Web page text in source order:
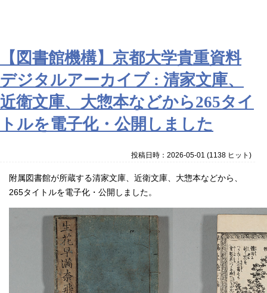
【図書館機構】京都大学貴重資料
デジタルアーカイブ : 清家文庫、
近衛文庫、大惣本などから265タイ
トルを電子化・公開しました
投稿日時：2026-05-01 (1138 ヒット )
附属図書館が所蔵する清家文庫、近衛文庫、大惣本などから、
265タイトルを電子化・公開しました。